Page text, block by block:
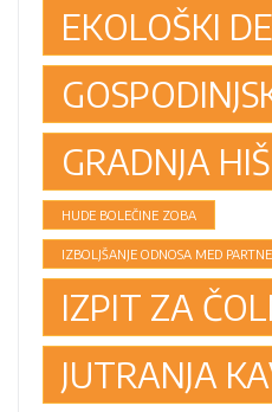
EKOLOŠKI
GRADNJA
HUDE BOLEČINE ZOBA
IZBOLJŠANJE ODNOSA MED
IZPIT ZA
JUTRANJA